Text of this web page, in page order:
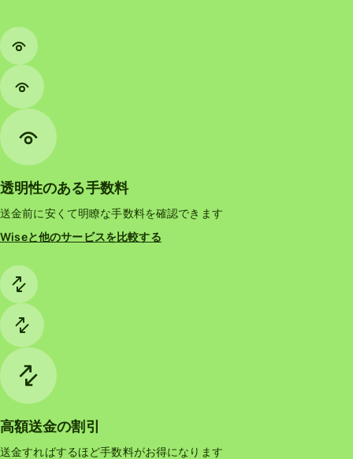
透明性のある手数料
送金前に安くて明瞭な手数料を確認できます
Wiseと他のサービスを比較する
高額送金の割引
送金すればするほど手数料がお得になります